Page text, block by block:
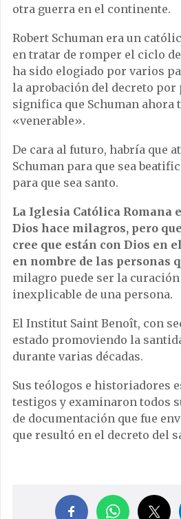
otra guerra en el continente.
Robert Schuman era un
en tratar de romper el ciclo
ha sido elogiado por varios
la aprobación del decreto por
significa que Schuman ahora
«venerable».
De cara al futuro, habría que
Schuman para que sea
para que sea santo.
La Iglesia Católica Romana
Dios hace milagros, pero
cree que están con Dios en
en nombre de las personas
milagro puede ser la
inexplicable de una persona.
El Institut Saint Benoît, con
estado promoviendo la
durante varias décadas.
Sus teólogos e historiadores
testigos y examinaron todos
de documentación que fue
que resultó en el decreto del